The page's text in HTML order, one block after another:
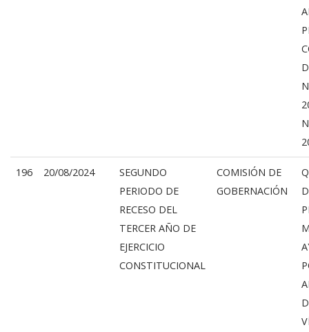
196 20/08/2024
SEGUNDO
PERIODO DE
RECESO DEL
TERCER AÑO DE
EJERCICIO
CONSTITUCIONAL
COMISIÓN DE
GOBERNACIÓN